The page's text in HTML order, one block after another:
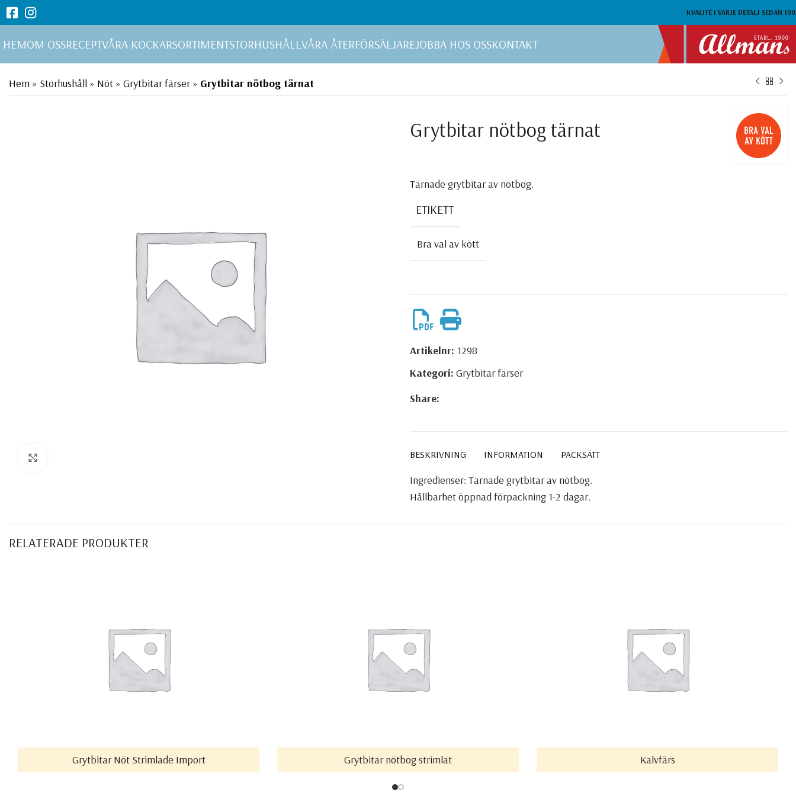
KVALITÉ I VARJE DETALJ SEDAN
HEMOM OSSRECEPTVÅRA KOCKARSORTIMENTSTORHUSHÅLL VÅRA ÅTERFÖRSÄLJAREJOBBA HOS OSSKONTAKT
Hem » Storhushåll » Nöt » Grytbitar färser» Grytbitar nötbog tärnat
Grytbitar nötbog tärnat
Tärnade grytbitar av nötbog.
ETIKETT
Bra val av kött
Artikelnr: 1298
Kategori: Grytbitar färser
Share:
BESKRIVNING INFORMATION PACKSÄTT
Ingredienser: Tärnade grytbitar av nötbog.
Hållbarhet öppnad förpackning 1-2 dagar.
RELATERADE PRODUKTER
Grytbitar Nöt Strimlade Import Grytbitar nötbog strimlat Kalvfärs